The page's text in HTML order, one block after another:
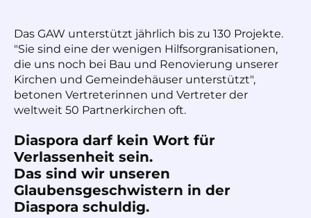
Das GAW unterstützt jährlich bis zu 130 Projekte.
"Sie sind eine der wenigen Hilfsorgranisationen,
die uns noch bei Bau und Renovierung unserer
Kirchen und Gemeindehäuser unterstützt",
betonen Vertreterinnen und Vertreter der
weltweit 50 Partnerkirchen oft.
Diaspora darf kein Wort für
Verlassenheit sein.
Das sind wir unseren
Glaubensgeschwistern in der
Diaspora schuldig.